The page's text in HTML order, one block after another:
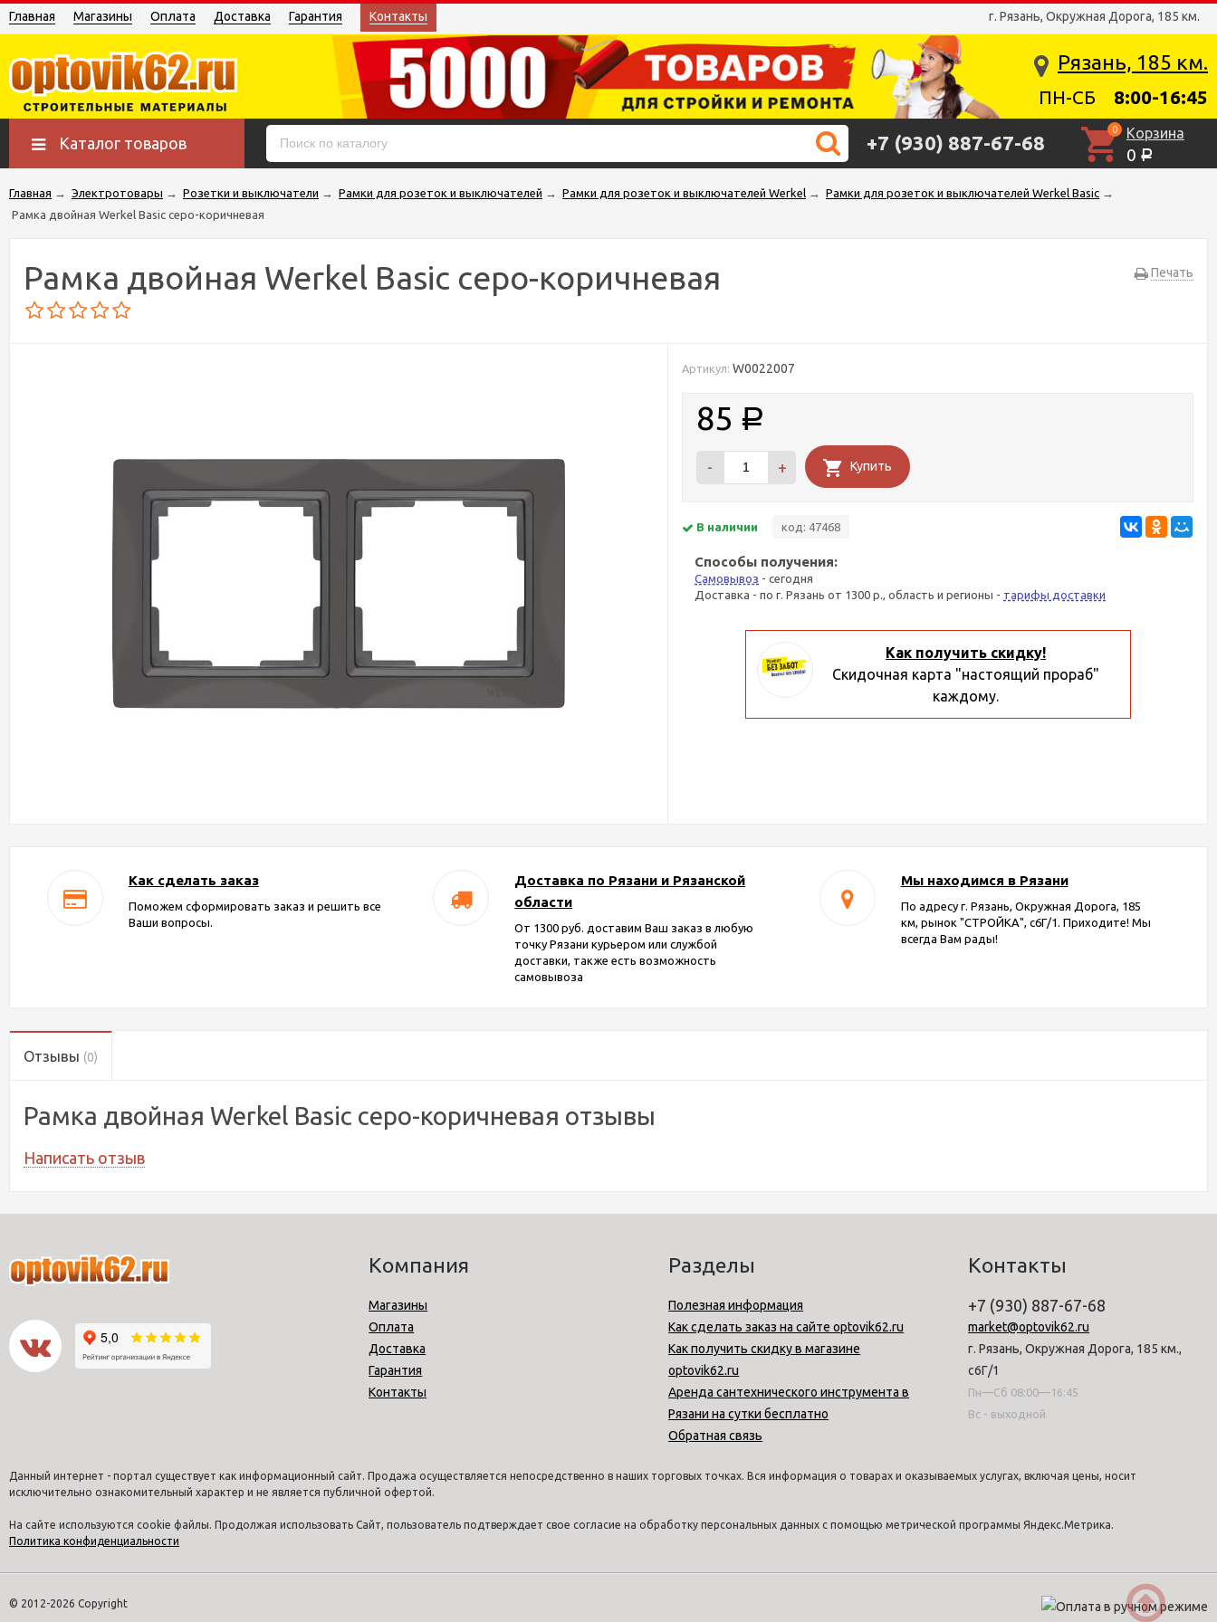
г. Рязань, Окружная Дорога, 185 км.
Главная Магазины Оплата Доставка Гарантия Контакты
Рязань, 185 км.
ПН-СБ 8:00-16:45
Каталог товаров +7 (930) 887-67-68
0 Корзина
0 Р
Главная → Электротовары → Розетки и выключатели → Рамки для розеток и выключателей → Рамки для розеток и выключателей Werkel → Рамки для розеток и выключателей Werkel Basic →
Рамка двойная Werkel Basic серо-коричневая
Печать
Рамка двойная Werkel Basic серо-коричневая
Артикул: W0022007
85 Р
- + Купить
В наличии код: 47468
Способы получения:
Самовывоз - сегодня
Доставка - по г. Рязань от 1300 р., область и регионы - тарифы доставки
Как получить скидку!
Скидочная карта "настоящий прораб"
каждому.
Как сделать заказ
Поможем сформировать заказ и решить все
Ваши вопросы.
Доставка по Рязани и Рязанской
области
От 1300 руб. доставим Ваш заказ в любую
точку Рязани курьером или службой
доставки, также есть возможность
самовывоза
Мы находимся в Рязани
По адресу г. Рязань, Окружная Дорога, 185
км, рынок "СТРОЙКА", с6Г/1. Приходите! Мы
всегда Вам рады!
Отзывы (0)
Рамка двойная Werkel Basic серо-коричневая отзывы
Написать отзыв
Компания
Магазины
Оплата
Доставка
Гарантия
Контакты
Разделы
Полезная информация
Как сделать заказ на сайте optovik62.ru
Как получить скидку в магазине
optovik62.ru
Аренда сантехнического инструмента в
Рязани на сутки бесплатно
Обратная связь
Контакты
+7 (930) 887-67-68
market@optovik62.ru
г. Рязань, Окружная Дорога, 185 км.,
с6Г/1
Пн—Сб 08:00—16:45
Вс - выходной
Данный интернет - портал существует как информационный сайт. Продажа осуществляется непосредственно в наших торговых точках. Вся информация о товарах и оказываемых услугах, включая цены, носит
исключительно ознакомительный характер и не является публичной офертой.
На сайте используются cookie файлы. Продолжая использовать Сайт, пользователь подтверждает свое согласие на обработку персональных данных с помощью метрической программы Яндекс.Метрика.
Политика конфиденциальности
© 2012-2026 Copyright